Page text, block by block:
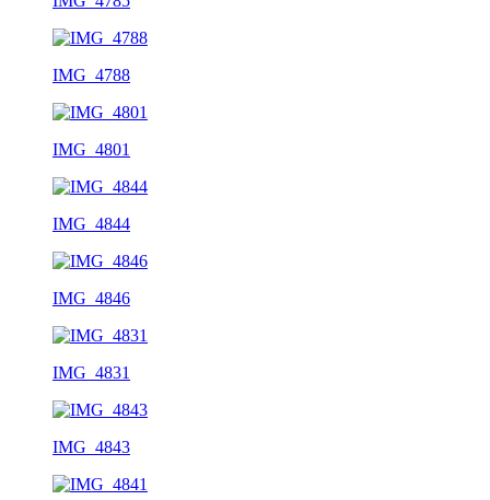
IMG_4788
IMG_4801
IMG_4844
IMG_4846
IMG_4831
IMG_4843